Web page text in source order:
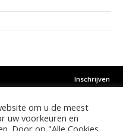
Inschrijven
om u de meest
uw voorkeuren en
Door op "Alle Cookies